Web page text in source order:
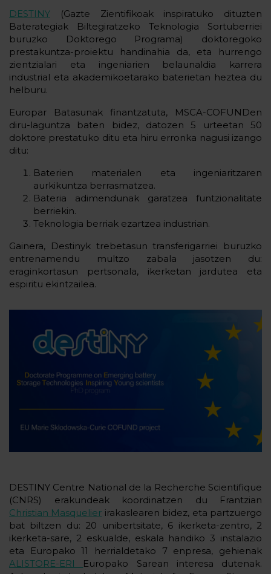
DESTINY (Gazte Zientifikoak inspiratuko dituzten
Baterategiak Biltegiratzeko Teknologia Sortuberriei
buruzko Doktorego Programa) doktoregoko
prestakuntza-proiektu handinahia da, eta hurrengo
zientzialari eta ingeniarien belaunaldia karrera
industrial eta akademikoetarako baterietan heztea du
helburu.
Europar Batasunak finantzatuta, MSCA-COFUNDen
diru-laguntza baten bidez, datozen 5 urteetan 50
doktore prestatuko ditu eta hiru erronka nagusi izango
ditu:
Baterien materialen eta ingeniaritzaren
aurkikuntza berrasmatzea.
Bateria adimendunak garatzea funtzionalitate
berriekin.
Teknologia berriak ezartzea industrian.
Gainera, Destinyk trebetasun transferigarriei buruzko
entrenamendu multzo zabala jasotzen du:
eraginkortasun pertsonala, ikerketan jardutea eta
espiritu ekintzailea.
DESTINY Centre National de la Recherche Scientifique
(CNRS) erakundeak koordinatzen du Frantzian
Christian Masquelier irakaslearen bidez, eta partzuergo
bat biltzen du: 20 unibertsitate, 6 ikerketa-zentro, 2
ikerketa-sare, 2 eskualde, eskala handiko 3 instalazio
eta Europako 11 herrialdetako 7 enpresa, gehienak
ALISTORE-ERI Europako Sarean interesa dutenak.